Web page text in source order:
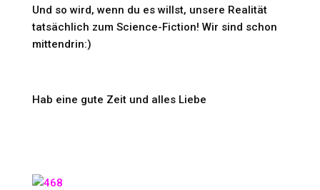
Und so wird, wenn du es willst, unsere Realität
tatsächlich zum Science-Fiction! Wir sind schon
mittendrin:)
Hab eine gute Zeit und alles Liebe